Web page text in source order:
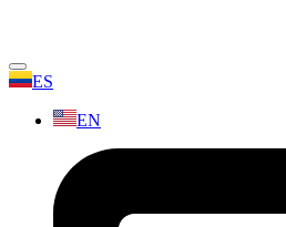
ES
EN